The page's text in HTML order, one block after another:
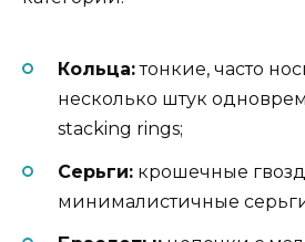
Кольца:тонкие, часто
несколько штук
stacking rings;
Серьги: крошечные
минималистичные